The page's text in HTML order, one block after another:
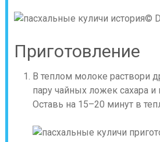
©
Приготовление
В теплом молоке раствори
пару чайных ложек сахара и
Оставь на 15–20 минут в